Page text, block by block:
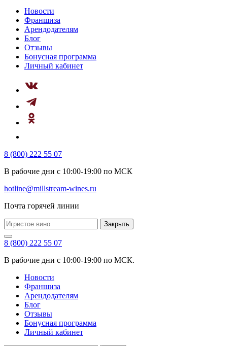
Новости
Франшиза
Арендодателям
Блог
Отзывы
Бонусная программа
Личный кабинет
8 (800) 222 55 07
В рабочие дни с 10:00-19:00 по МСК
hotline@millstream-wines.ru
Почта горячей линии
Закрыть
8 (800) 222 55 07
В рабочие дни с 10:00-19:00 по МСК.
Новости
Франшиза
Арендодателям
Блог
Отзывы
Бонусная программа
Личный кабинет